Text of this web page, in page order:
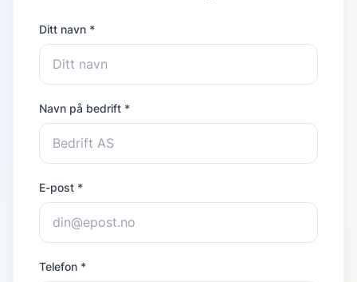
Ditt navn *
Navn på bedrift *
E-post *
Telefon *